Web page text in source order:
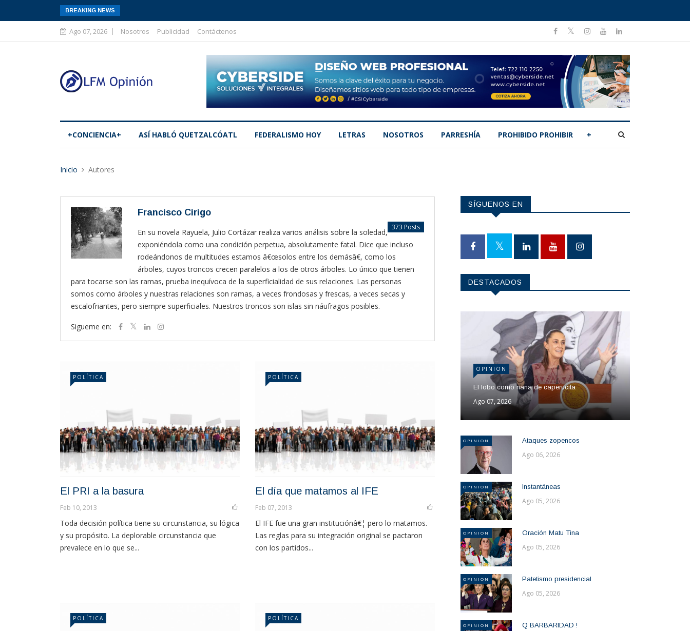
BREAKING NEWS
Ago 07, 2026 Nosotros Publicidad Contáctenos
+CONCIENCIA+ ASÍ­ HABLÓ QUETZALCÓATL FEDERALISMO HOY LETRAS NOSOTROS PARRESHÍA PROHIBIDO PROHIBIR +
Inicio Autores
Francisco Cirigo
373 Posts
En su novela Rayuela, Julio Cortázar realiza varios análisis sobre la soledad,
exponiéndola como una condición perpetua, absolutamente fatal. Dice que incluso
rodeándonos de multitudes estamos â€œsolos entre los demásâ€, como los
árboles, cuyos troncos crecen paralelos a los de otros árboles. Lo único que tienen
para tocarse son las ramas, prueba inequívoca de la superficialidad de sus relaciones. Las personas
somos como árboles y nuestras relaciones son ramas, a veces frondosas y frescas, a veces secas y
escalofriantes, pero siempre superficiales. Nuestros troncos son islas sin náufragos posibles.
Sigueme en:
POLÍTICA
El PRI a la basura
Feb 10, 2013
Toda decisión política tiene su circunstancia, su lógica
y su propósito. La deplorable circunstancia que
prevalece en lo que se...
POLÍTICA
El día que matamos al IFE
Feb 07, 2013
El IFE fue una gran instituciónâ€¦ pero lo matamos.
Las reglas para su integración original se pactaron
con los partidos...
POLÍTICA POLÍTICA
SÍGUENOS EN
DESTACADOS
OPINION
El lobo como nana de caperucita
Ago 07, 2026
OPINION Ataques zopencos
Ago 06, 2026
OPINION Instantáneas
Ago 05, 2026
OPINION Oración Matu Tina
Ago 05, 2026
OPINION Patetismo presidencial
Ago 05, 2026
OPINION Q BARBARIDAD !